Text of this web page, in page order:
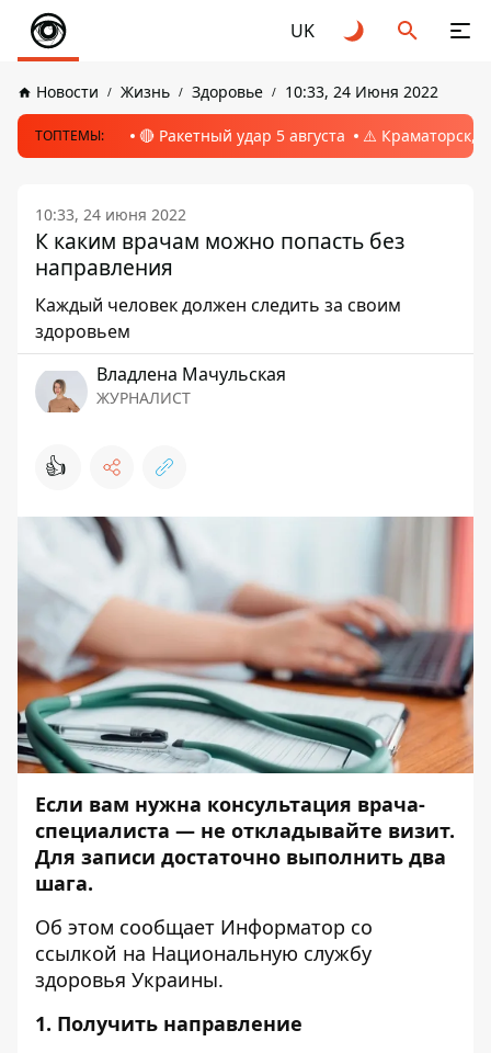
UK
Новости Жизнь Здоровье 10:33, 24 Июня 2022
ТОПТЕМЫ: 🔴 Ракетный удар 5 августа ⚠️ Краматорск,
10:33, 24 июня 2022
К каким врачам можно попасть без
направления
Каждый человек должен следить за своим
здоровьем
Владлена Мачульская
ЖУРНАЛИСТ
👍
Если вам нужна консультация врача-
специалиста — не откладывайте визит.
Для записи достаточно выполнить два
шага.
Об этом сообщает Информатор со
ссылкой на Национальную службу
здоровья Украины.
1. Получить направление